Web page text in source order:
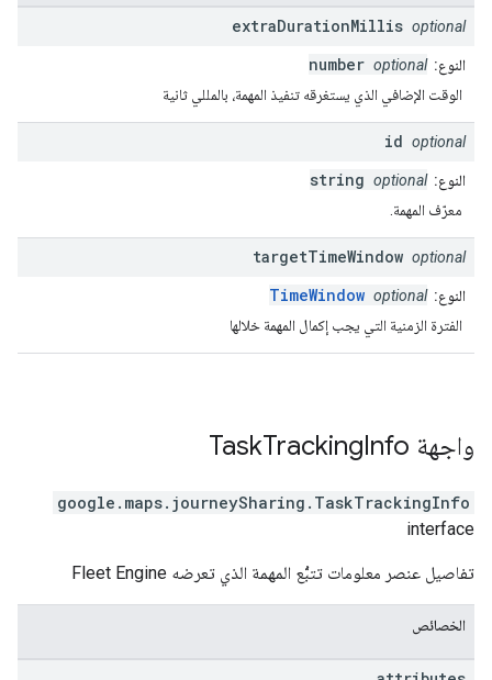
extraDurationMillis optional
النوع: number optional
الوقت الإضافي الذي يستغرقه تنفيذ المهمة، بالمللي ثانية
id optional
النوع: string optional
معرّف المهمة.
targetTimeWindow optional
النوع: TimeWindow optional
الفترة الزمنية التي يجب إكمال المهمة خلالها
واجهة TaskTrackingInfo
google.maps.journeySharing . TaskTrackingInfo
interface
تفاصيل عنصر معلومات تتبُّع المهمة الذي تعرضه Fleet Engine
الخصائص